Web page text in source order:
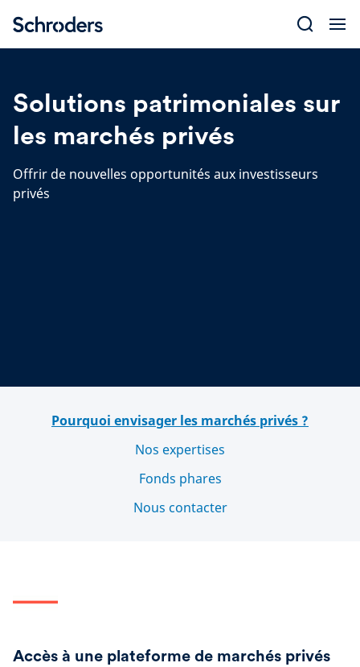
content
Solutions patrimoniales sur
les marchés privés
Offrir de nouvelles opportunités aux investisseurs
privés
Pourquoi envisager les marchés privés ?
Nos expertises
Fonds phares
Nous contacter
Accès à une plateforme de marchés privés